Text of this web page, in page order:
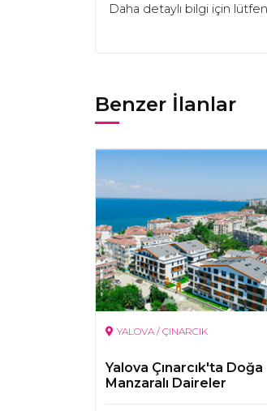
Daha detaylı bilgi için
Benzer İlanlar
YALOVA / ÇINARCIK
Yalova Çınarcık'ta Doğa
Manzaralı Daireler